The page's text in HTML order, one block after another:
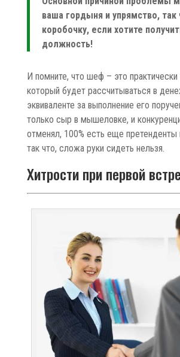
ваша гордыня и упрямство,
коробочку, если хотите
должность!
И помните, что шеф – это практически
который будет рассчитываться в
эквиваленте за выполнение его
только сыр в мышеловке, и
отменял, 100% есть еще претенденты
так что, сложа руки сидеть нельзя.
Хитрости при первой